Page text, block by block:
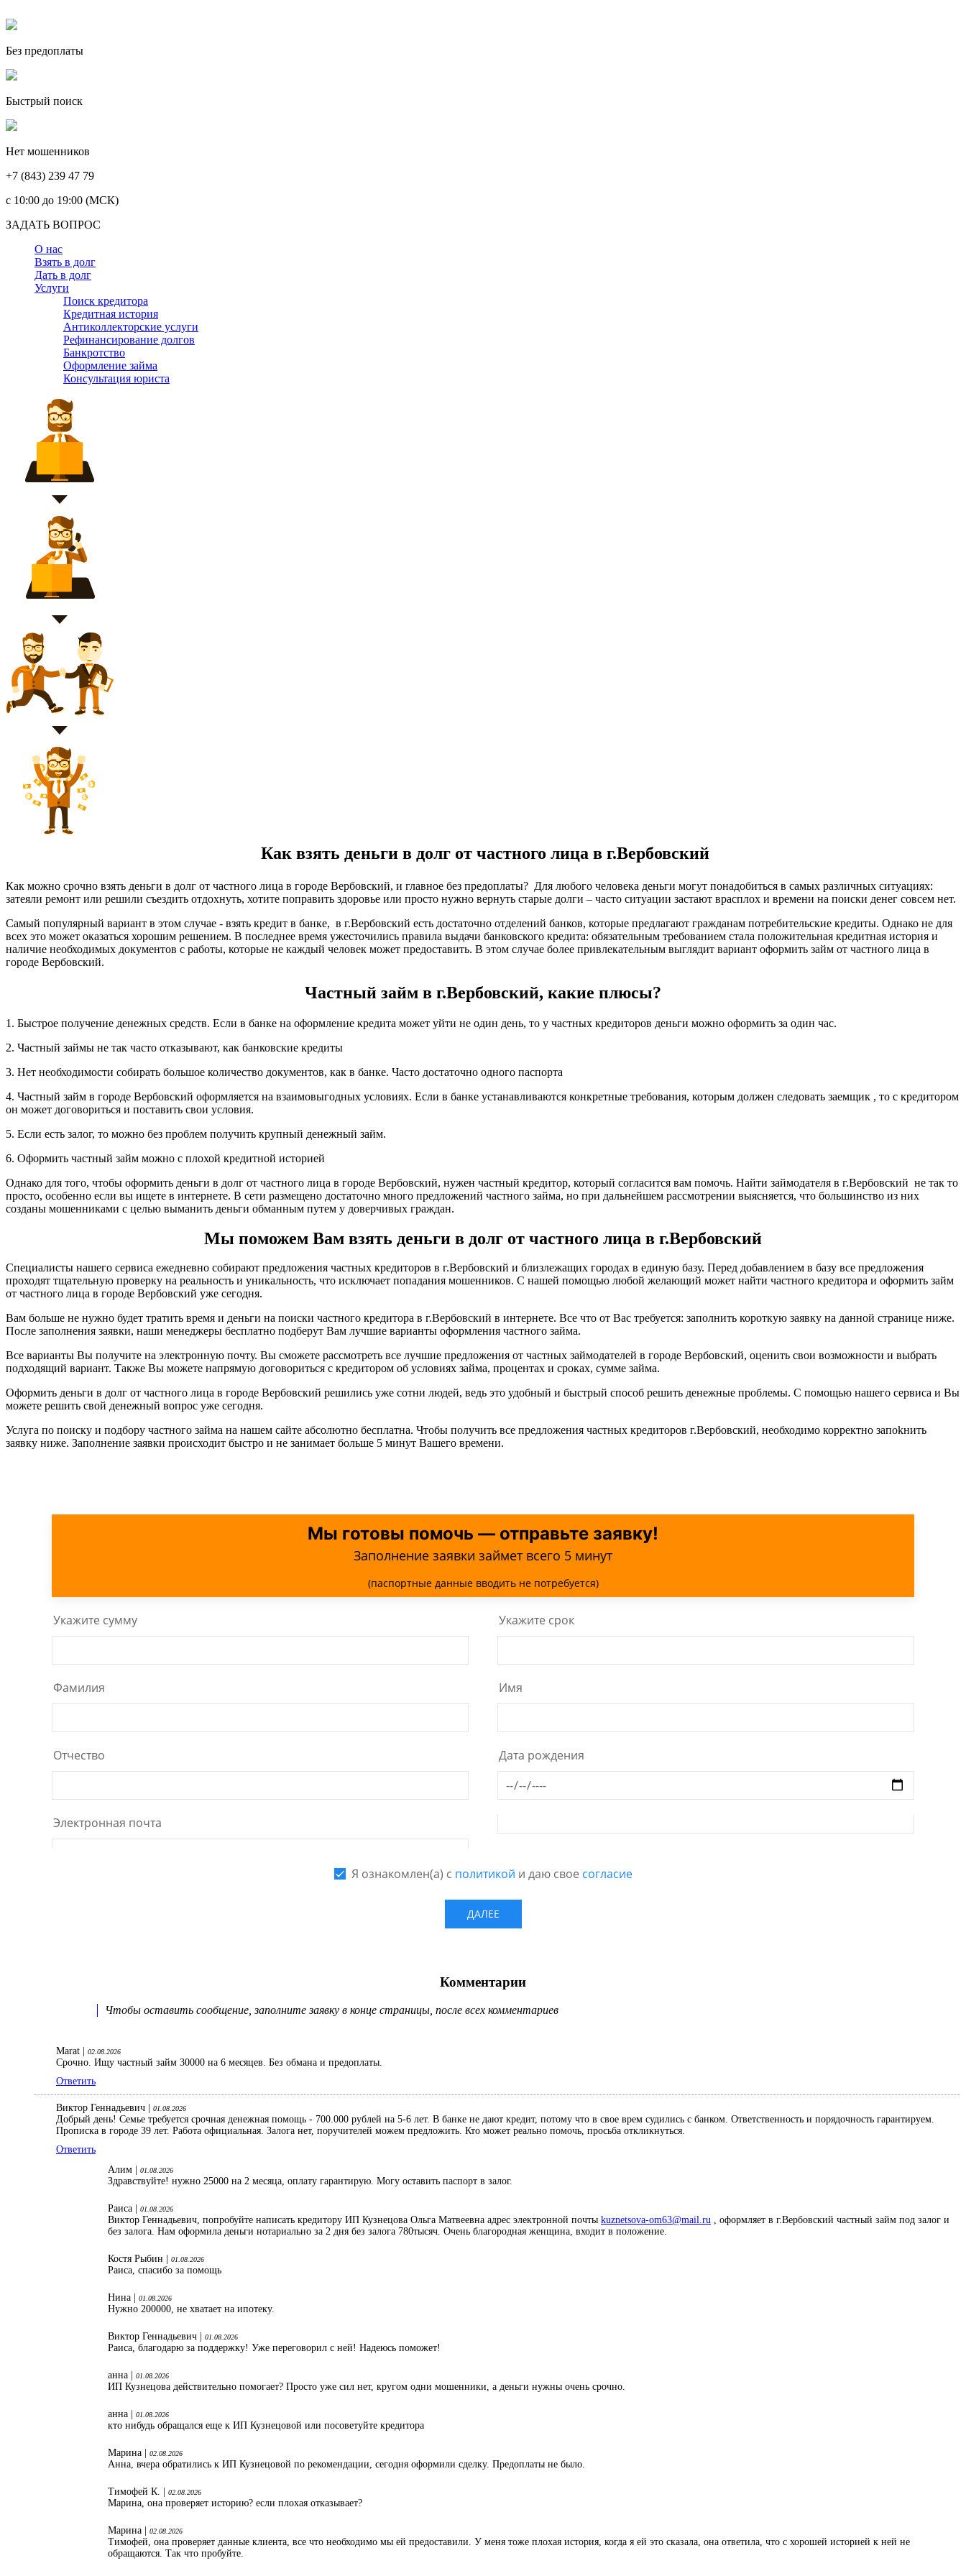
Без предоплаты
Быстрый поиск
Нет мошенников
+7 (843) 239 47 79
c 10:00 до 19:00 (МСК)
ЗАДАТЬ ВОПРОС
О нас
Взять в долг
Дать в долг
Услуги
Поиск кредитора
Кредитная история
Антиколлекторские услуги
Рефинансирование долгов
Банкротство
Оформление займа
Консультация юриста
Как взять деньги в долг от частного лица в г.Вербовский
Как можно срочно взять деньги в долг от частного лица в городе Вербовский, и главное без предоплаты? Для любого человека деньги могут понадобиться в самых различных ситуациях:
затеяли ремонт или решили съездить отдохнуть, хотите поправить здоровье или просто нужно вернуть старые долги – часто ситуации застают врасплох и времени на поиски денег совсем нет.
Самый популярный вариант в этом случае - взять кредит в банке, в г.Вербовский есть достаточно отделений банков, которые предлагают гражданам потребительские кредиты. Однако не для
всех это может оказаться хорошим решением. В последнее время ужесточились правила выдачи банковского кредита: обязательным требованием стала положительная кредитная история и
наличие необходимых документов с работы, которые не каждый человек может предоставить. В этом случае более привлекательным выглядит вариант оформить займ от частного лица в
городе Вербовский.
Частный займ в г.Вербовский, какие плюсы?
1. Быстрое получение денежных средств. Если в банке на оформление кредита может уйти не один день, то у частных кредиторов деньги можно оформить за один час.
2. Частный займы не так часто отказывают, как банковские кредиты
3. Нет необходимости собирать большое количество документов, как в банке. Часто достаточно одного паспорта
4. Частный займ в городе Вербовский оформляется на взаимовыгодных условиях. Если в банке устанавливаются конкретные требования, которым должен следовать заемщик , то с кредитором
он может договориться и поставить свои условия.
5. Если есть залог, то можно без проблем получить крупный денежный займ.
6. Оформить частный займ можно с плохой кредитной историей
Однако для того, чтобы оформить деньги в долг от частного лица в городе Вербовский, нужен частный кредитор, который согласится вам помочь. Найти займодателя в г.Вербовский не так то
просто, особенно если вы ищете в интернете. В сети размещено достаточно много предложений частного займа, но при дальнейшем рассмотрении выясняется, что большинство из них
созданы мошенниками с целью выманить деньги обманным путем у доверчивых граждан.
Мы поможем Вам взять деньги в долг от частного лица в г.Вербовский
Специалисты нашего сервиса ежедневно собирают предложения частных кредиторов в г.Вербовский и близлежащих городах в единую базу. Перед добавлением в базу все предложения
проходят тщательную проверку на реальность и уникальность, что исключает попадания мошенников. С нашей помощью любой желающий может найти частного кредитора и оформить займ
от частного лица в городе Вербовский уже сегодня.
Вам больше не нужно будет тратить время и деньги на поиски частного кредитора в г.Вербовский в интернете. Все что от Вас требуется: заполнить короткую заявку на данной странице ниже.
После заполнения заявки, наши менеджеры бесплатно подберут Вам лучшие варианты оформления частного займа.
Все варианты Вы получите на электронную почту. Вы сможете рассмотреть все лучшие предложения от частных займодателей в городе Вербовский, оценить свои возможности и выбрать
подходящий вариант. Также Вы можете напрямую договориться с кредитором об условиях займа, процентах и сроках, сумме займа.
Оформить деньги в долг от частного лица в городе Вербовский решились уже сотни людей, ведь это удобный и быстрый способ решить денежные проблемы. С помощью нашего сервиса и Вы
можете решить свой денежный вопрос уже сегодня.
Услуга по поиску и подбору частного займа на нашем сайте абсолютно бесплатна. Чтобы получить все предложения частных кредиторов г.Вербовский, необходимо корректно запоkнить
заявку ниже. Заполнение заявки происходит быстро и не занимает больше 5 минут Вашего времени.
Комментарии
Чтобы оставить сообщение, заполните заявку в конце страницы, после всех комментариев
Marat | 02.08.2026
Срочно. Ищу частный займ 30000 на 6 месяцев. Без обмана и предоплаты.
Ответить
Виктор Геннадьевич | 01.08.2026
Добрый день! Семье требуется срочная денежная помощь - 700.000 рублей на 5-6 лет. В банке не дают кредит, потому что в свое врем судились с банком. Ответственность и порядочность гарантируем.
Прописка в городе 39 лет. Работа официальная. Залога нет, поручителей можем предложить. Кто может реально помочь, просьба откликнуться.
Ответить
Алим |
01.08.2026
Здравствуйте! нужно 25000 на 2 месяца, оплату гарантирую. Могу оставить паспорт в залог.
Раиса | 01.08.2026
Виктор Геннадьевич, попробуйте написать кредитору ИП Кузнецова Ольга Матвеевна адрес электронной почты kuznetsova-om63@mail.ru , оформляет в г.Вербовский частный займ под залог и
без залога. Нам оформила деньги нотариально за 2 дня без залога 780тысяч. Очень благородная женщина, входит в положение.
Костя Рыбин | 01.08.2026
Раиса, спасибо за помощь
Нина | 01.08.2026
Нужно 200000, не хватает на ипотеку.
Виктор Геннадьевич | 01.08.2026
Раиса, благодарю за поддержку! Уже переговорил с ней! Надеюсь поможет!
анна | 01.08.2026
ИП Кузнецова действительно помогает? Просто уже сил нет, кругом одни мошенники, а деньги нужны очень срочно.
анна | 01.08.2026
кто нибудь обращался еще к ИП Кузнецовой или посоветуйте кредитора
Марина | 02.08.2026
Анна, вчера обратились к ИП Кузнецовой по рекомендации, сегодня оформили сделку. Предоплаты не было.
Тимофей К. | 02.08.2026
Марина, она проверяет историю? если плохая отказывает?
Марина | 02.08.2026
Тимофей, она проверяет данные клиента, все что необходимо мы ей предоставили. У меня тоже плохая история, когда я ей это сказала, она ответила, что с хорошей историей к ней не
обращаются. Так что пробуйте.